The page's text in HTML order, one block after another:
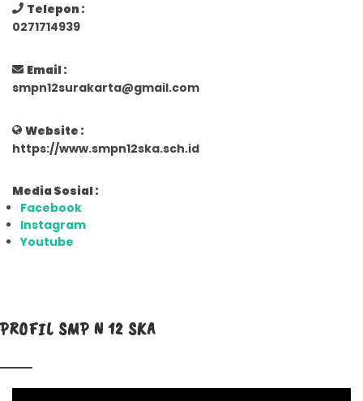
Telepon :
0271714939
Email :
smpn12surakarta@gmail.com
Website :
https://www.smpn12ska.sch.id
Media Sosial :
Facebook
Instagram
Youtube
PROFIL SMP N 12 SKA